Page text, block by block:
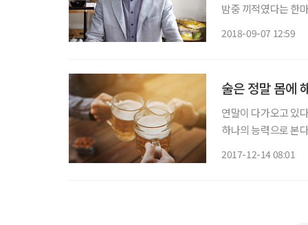
밤중 끼적였다는 한
2018-09-07 12:59
술은 정말 몸에
연말이 다가오고 있
하나의 능력으로 본
2017-12-14 08:01